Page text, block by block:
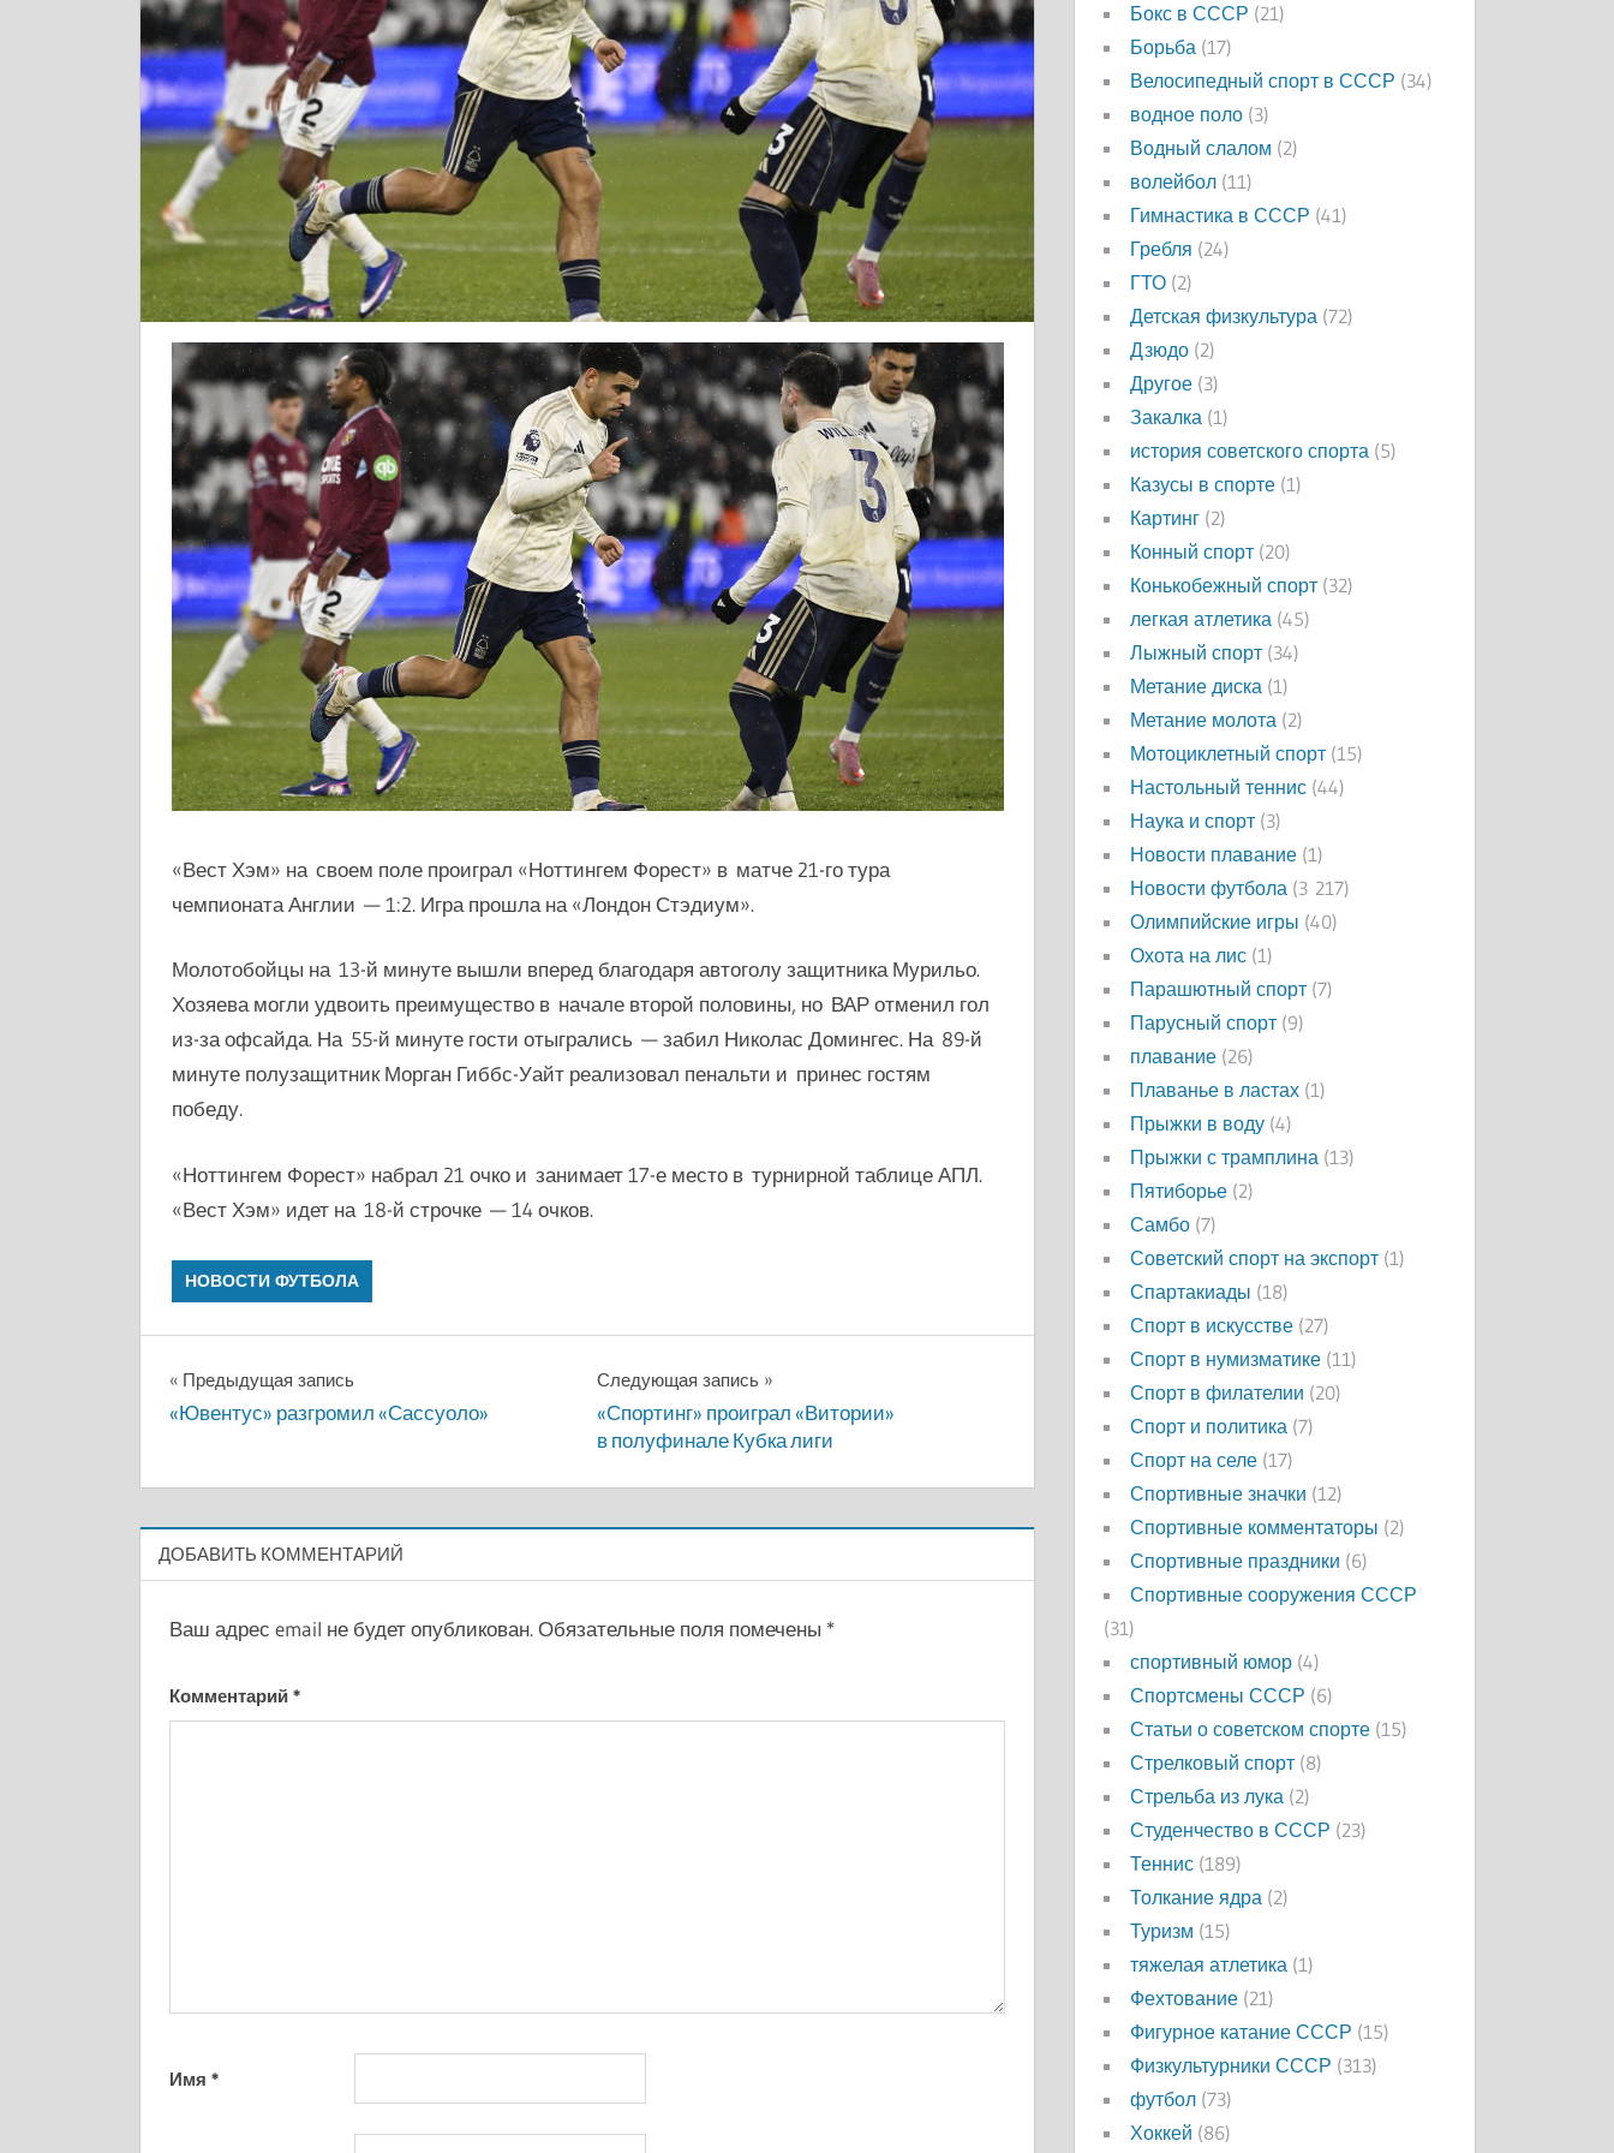
«Вест Хэм» на своем поле проиграл «Ноттингем Форест» в матче 21-го тура
чемпионата Англии — 1:2. Игра прошла на «Лондон Стэдиум».
Молотобойцы на 13-й минуте вышли вперед благодаря автоголу защитника Мурильо.
Хозяева могли удвоить преимущество в начале второй половины, но ВАР отменил гол
из-за офсайда. На 55-й минуте гости отыгрались — забил Николас Домингес. На 89-й
минуте полузащитник Морган Гиббс-Уайт реализовал пенальти и принес гостям
победу.
«Ноттингем Форест» набрал 21 очко и занимает 17-е место в турнирной таблице АПЛ.
«Вест Хэм» идет на 18-й строчке — 14 очков.
НОВОСТИ ФУТБОЛА
Навигация
по
записям
Предыдущая запись
«Ювентус» разгромил «Сассуоло»
Следующая запись
«Спортинг» проиграл «Витории»
в полуфинале Кубка лиги
ДОБАВИТЬ КОММЕНТАРИЙ
Ваш адрес email не будет опубликован.Обязательные поля помечены *
Комментарий *
Имя *
Бокс в СССР (21)
Борьба (17)
Велосипедный спорт в СССР (34)
водное поло (3)
Водный слалом (2)
волейбол (11)
Гимнастика в СССР (41)
Гребля (24)
ГТО (2)
Детская физкультура (72)
Дзюдо (2)
Другое (3)
Закалка (1)
история советского спорта (5)
Казусы в спорте (1)
Картинг (2)
Конный спорт (20)
Конькобежный спорт (32)
легкая атлетика (45)
Лыжный спорт (34)
Метание диска (1)
Метание молота (2)
Мотоциклетный спорт (15)
Настольный теннис (44)
Наука и спорт (3)
Новости плавание (1)
Новости футбола (3 217)
Олимпийские игры (40)
Охота на лис (1)
Парашютный спорт (7)
Парусный спорт (9)
плавание (26)
Плаванье в ластах (1)
Прыжки в воду (4)
Прыжки с трамплина (13)
Пятиборье (2)
Самбо (7)
Советский спорт на экспорт (1)
Спартакиады (18)
Спорт в искусстве (27)
Спорт в нумизматике (11)
Спорт в филателии (20)
Спорт и политика (7)
Спорт на селе (17)
Спортивные значки (12)
Спортивные комментаторы (2)
Спортивные праздники (6)
Спортивные сооружения СССР
(31)
спортивный юмор (4)
Спортсмены СССР (6)
Статьи о советском спорте (15)
Стрелковый спорт (8)
Стрельба из лука (2)
Студенчество в СССР (23)
Теннис (189)
Толкание ядра (2)
Туризм (15)
тяжелая атлетика (1)
Фехтование (21)
Фигурное катание СССР (15)
Физкультурники СССР (313)
футбол (73)
Хоккей (86)